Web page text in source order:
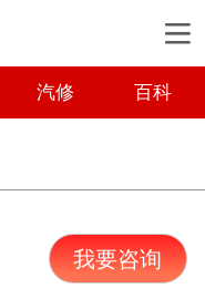
汽修 百科
我要咨询